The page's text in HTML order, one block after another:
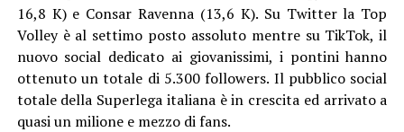
16,8 K) e Consar Ravenna (13,6 K). Su Twitter la Top
Volley è al settimo posto assoluto mentre su TikTok, il
nuovo social dedicato ai giovanissimi, i pontini hanno
ottenuto un totale di 5.300 followers. Il pubblico social
totale della Superlega italiana è in crescita ed arrivato a
quasi un milione e mezzo di fans.